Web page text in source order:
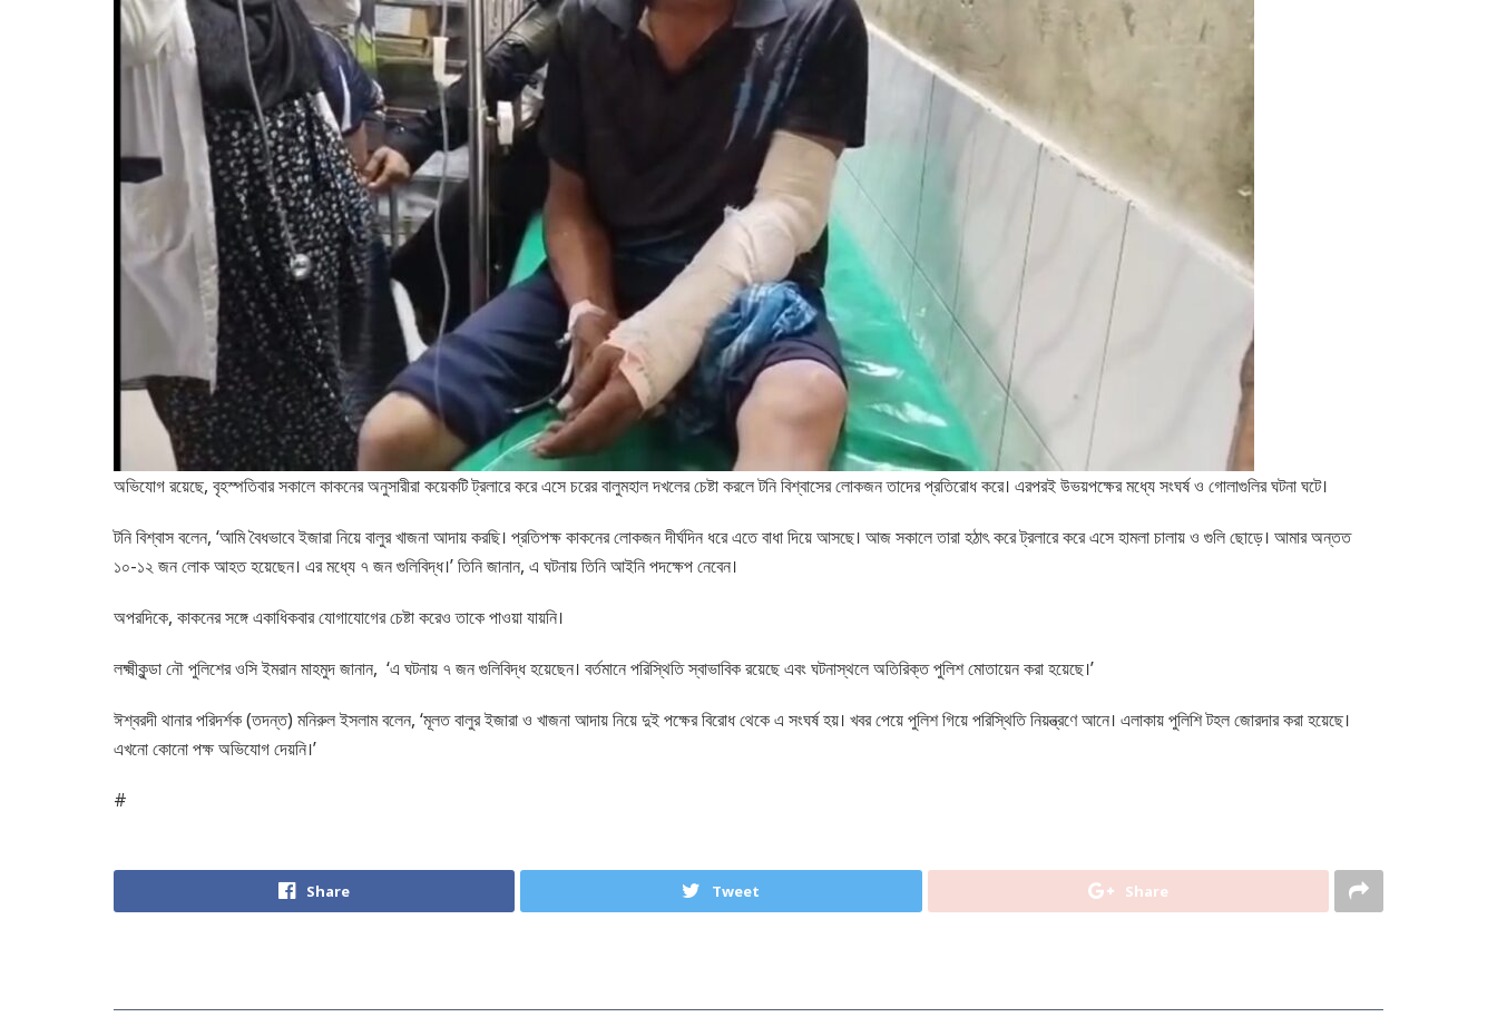
অভিযোগ রয়েছে, বৃহস্পতিবার সকালে কাকনের অনুসারীরা কয়েকটি ট্রলারে করে এসে চরের বালুমহাল দখলের চেষ্টা করলে টনি বিশ্বাসের লোকজন তাদের প্রতিরোধ করে। এরপরই উভয়পক্ষের মধ্যে সংঘর্ষ ও গোলাগুলির ঘটনা ঘটে।
টনি বিশ্বাস বলেন, ‘আমি বৈধভাবে ইজারা নিয়ে বালুর খাজনা আদায় করছি। প্রতিপক্ষ কাকনের লোকজন দীর্ঘদিন ধরে এতে বাধা দিয়ে আসছে। আজ সকালে তারা হঠাৎ করে ট্রলারে করে এসে হামলা চালায় ও গুলি ছোড়ে। আমার অন্তত
১০-১২ জন লোক আহত হয়েছেন। এর মধ্যে ৭ জন গুলিবিদ্ধ।’ তিনি জানান, এ ঘটনায় তিনি আইনি পদক্ষেপ নেবেন।
অপরদিকে, কাকনের সঙ্গে একাধিকবার যোগাযোগের চেষ্টা করেও তাকে পাওয়া যায়নি।
লক্ষ্মীকুন্ডা নৌ পুলিশের ওসি ইমরান মাহমুদ জানান, ‘এ ঘটনায় ৭ জন গুলিবিদ্ধ হয়েছেন। বর্তমানে পরিস্থিতি স্বাভাবিক রয়েছে এবং ঘটনাস্থলে অতিরিক্ত পুলিশ মোতায়েন করা হয়েছে।’
ঈশ্বরদী থানার পরিদর্শক (তদন্ত) মনিরুল ইসলাম বলেন, ‘মূলত বালুর ইজারা ও খাজনা আদায় নিয়ে দুই পক্ষের বিরোধ থেকে এ সংঘর্ষ হয়। খবর পেয়ে পুলিশ গিয়ে পরিস্থিতি নিয়ন্ত্রণে আনে। এলাকায় পুলিশি টহল জোরদার করা হয়েছে।
এখনো কোনো পক্ষ অভিযোগ দেয়নি।’
#
Share Tweet Share